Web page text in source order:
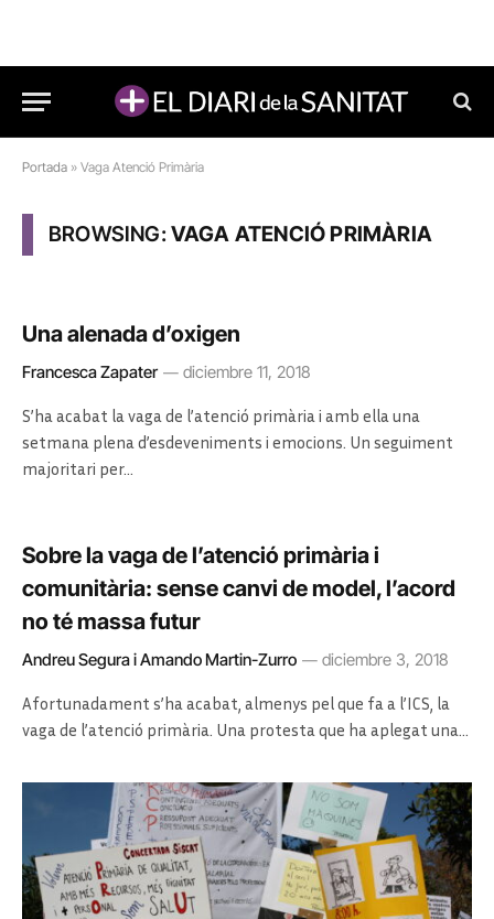
Portada » Vaga Atenció Primària
BROWSING:VAGA ATENCIÓ PRIMÀRIA
Una alenada d’oxigen
Francesca Zapater diciembre 11, 2018
S’ha acabat la vaga de l’atenció primària i amb ella una
setmana plena d’esdeveniments i emocions. Un seguiment
majoritari per…
Sobre la vaga de l’atenció primària i
comunitària: sense canvi de model, l’acord
no té massa futur
Andreu Segura i Amando Martin-Zurro diciembre 3, 2018
Afortunadament s’ha acabat, almenys pel que fa a l’ICS, la
vaga de l’atenció primària. Una protesta que ha aplegat una…